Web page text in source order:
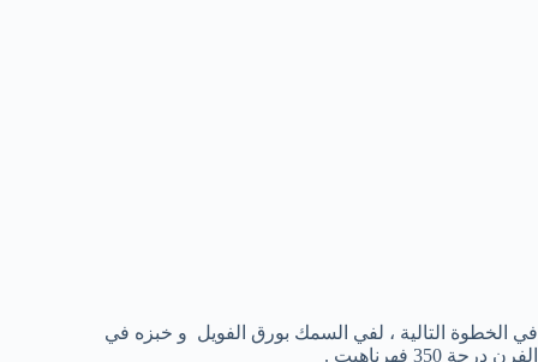
في الخطوة التالية ، لفي السمك بورق الفويل و خبزه في
الفرن درجة 350 فهرناهيت .